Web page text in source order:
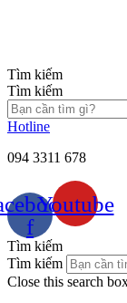
Tìm kiếm
Tìm kiếm
Hotline
094 3311 678
f
Youtube
Tìm kiếm
Tìm kiếm
Close this search